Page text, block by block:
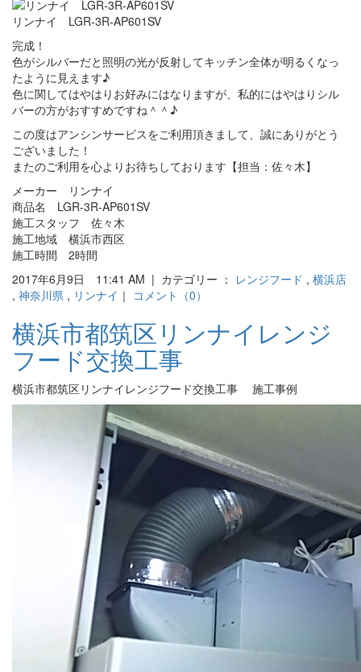
リンナイ LGR-3R-AP601SV
完成！
色がシルバーだと照明の光が反射してキッチン全体が明るくなっ
たように見えます♪
色に関してはやはりお好みにはなりますが、私的にはやはりシル
バーの方がおすすめですね＾＾♪
この度はアンシンサービスをご利用頂きまして、誠にありがとう
ございました！
またのご利用を心よりお待ちしております【担当：佐々木】
メーカー リンナイ
商品名 LGR-3R-AP601SV
施工スタッフ 佐々木
施工地域 横浜市西区
施工時間 2時間
2017年6月9日 11:41 AM | カテゴリー ： レンジフード , 横浜店
, 神奈川県 , リンナイ ｜ コメント（0）
横浜市都筑区リンナイレンジ
フード交換工事
横浜市都筑区リンナイレンジフード交換工事 施工事例